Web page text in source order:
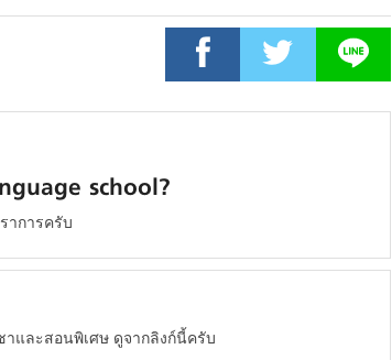
school?
าการครับ
และสอนพิเศษ ดูจากลิงก์นี้ครับ